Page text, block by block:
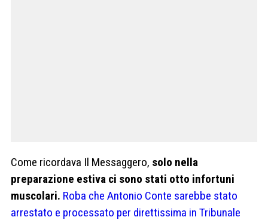
Come ricordava Il Messaggero, solo nella
preparazione estiva ci sono stati otto infortuni
muscolari. Roba che Antonio Conte sarebbe stato
arrestato e processato per direttissima in Tribunale